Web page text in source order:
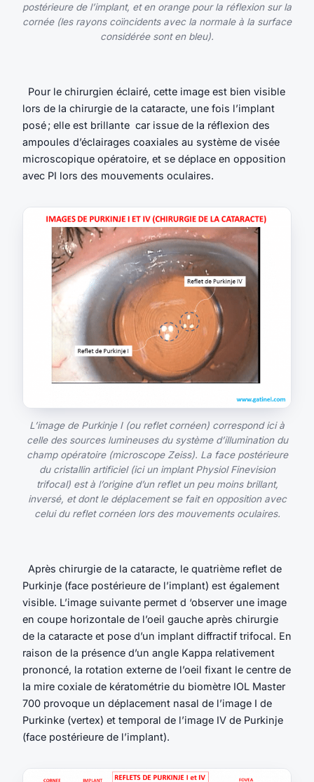
postérieure de l’implant, et en orange pour la réflexion sur la
cornée (les rayons coïncidents avec la normale à la surface
considérée sont en bleu).
Pour le chirurgien éclairé, cette image est bien visible
lors de la chirurgie de la cataracte, une fois l’implant
posé ; elle est brillante car issue de la réflexion des
ampoules d’éclairages coaxiales au système de visée
microscopique opératoire, et se déplace en opposition
avec PI lors des mouvements oculaires.
L’image de Purkinje I (ou reflet cornéen) correspond ici à
celle des sources lumineuses du système d’illumination du
champ opératoire (microscope Zeiss). La face postérieure
du cristallin artificiel (ici un implant Physiol Finevision
trifocal) est à l’origine d’un reflet un peu moins brillant,
inversé, et dont le déplacement se fait en opposition avec
celui du reflet cornéen lors des mouvements oculaires.
Après chirurgie de la cataracte, le quatrième reflet de
Purkinje (face postérieure de l’implant) est également
visible. L’image suivante permet d ‘observer une image
en coupe horizontale de l’oeil gauche après chirurgie
de la cataracte et pose d’un implant diffractif trifocal. En
raison de la présence d’un angle Kappa relativement
prononcé, la rotation externe de l’oeil fixant le centre de
la mire coxiale de kératométrie du biomètre IOL Master
700 provoque un déplacement nasal de l’image I de
Purkinke (vertex) et temporal de l’image IV de Purkinje
(face postérieure de l’implant).